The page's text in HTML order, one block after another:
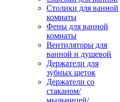
Столики для ванной
комнаты
Фены для ванной
комнаты
Вентиляторы для
ванной и душевой
Держатели для
зубных щеток
Держатели со
стаканом/
мыльницей/